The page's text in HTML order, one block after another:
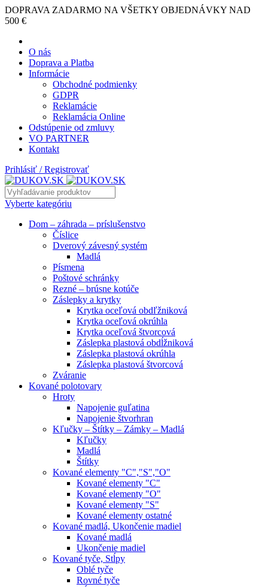
DOPRAVA ZADARMO NA VŠETKY OBJEDNÁVKY NAD
500 €
O nás
Doprava a Platba
Informácie
Obchodné podmienky
GDPR
Reklamácie
Reklamácia Online
Odstúpenie od zmluvy
VO PARTNER
Kontakt
Prihlásiť / Registrovať
Vyberte kategóriu
Dom – záhrada – príslušenstvo
Číslice
Dverový závesný systém
Madlá
Písmena
Poštové schránky
Rezné – brúsne kotúče
Záslepky a krytky
Krytka oceľová obdľžniková
Krytka oceľová okrúhla
Krytka oceľová štvorcová
Záslepka plastová obdĺžniková
Záslepka plastová okrúhla
Záslepka plastová štvorcová
Zváranie
Kované polotovary
Hroty
Napojenie guľatina
Napojenie štvorhran
Kľučky – Štítky – Zámky – Madlá
Kľučky
Madlá
Štítky
Kované elementy "C","S","O"
Kované elementy "C"
Kované elementy "O"
Kované elementy "S"
Kované elementy ostatné
Kované madlá, Ukončenie madiel
Kované madlá
Ukončenie madiel
Kované tyče, Stĺpy
Oblé tyče
Rovné tyče